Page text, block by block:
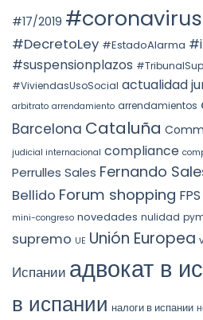
SUBSTANCE
OVER
UNDER
DOCTRINE,
ОКРУГА
КАТАЛОНИИ
(ITP)
STS
4240/2025:
la
prórroga
forzosa
indefinida
#17/2019 #coronavirus
#DecretoLey #EstadoAlarma
#suspensionplazos
#ViviendasUsoSocial actualidad
arbitrato arrendamiento arrendamientos
Barcelona Cataluña
judicial internacional compliance
Perrulles Sales Fernando
Bellido Forum shopping FPS
mini-congreso novedades nulidad
supremo UE Unión Europea
Испании адвокат в
в испании налоги в испании